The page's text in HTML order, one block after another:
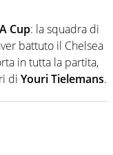
Cup: la squadra di
battuto il Chelsea
in tutta la partita,
di Youri Tielemans.